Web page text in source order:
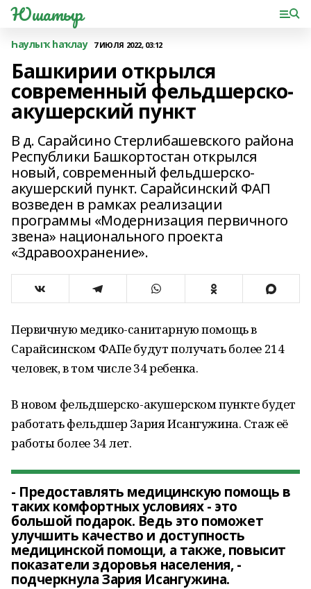
Юшатыр
Һаулыҡ һаҡлау 7 ИЮЛЯ 2022, 03:12
Башкирии открылся
современный фельдшерско-
акушерский пункт
В д. Сарайсино Стерлибашевского района
Республики Башкортостан открылся
новый, современный фельдшерско-
акушерский пункт. Сарайсинский ФАП
возведен в рамках реализации
программы «Модернизация первичного
звена» национального проекта
«Здравоохранение».
Первичную медико-санитарную помощь в
Сарайсинском ФАПе будут получать более 214
человек, в том числе 34 ребенка.
В новом фельдшерско-акушерском пункте будет
работать фельдшер Зария Исангужина. Стаж её
работы более 34 лет.
- Предоставлять медицинскую помощь в
таких комфортных условиях - это
большой подарок. Ведь это поможет
улучшить качество и доступность
медицинской помощи, а также, повысит
показатели здоровья населения, -
подчеркнула Зария Исангужина.